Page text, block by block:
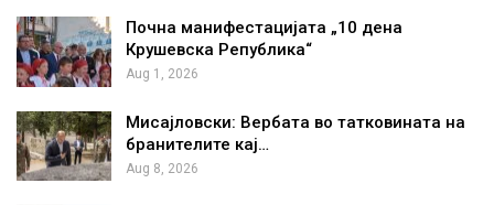
Почна манифестацијата „10 дена
Крушевска Република“
Aug 1, 2026
Мисајловски: Вербата во татковината на
бранителите кај…
Aug 8, 2026